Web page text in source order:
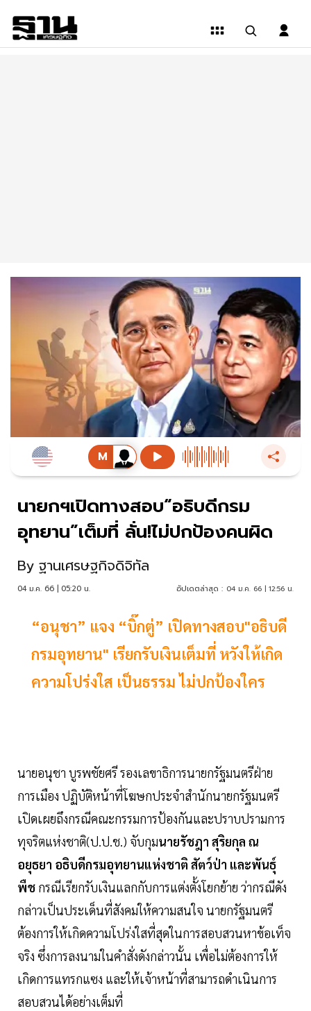
นายกฯเปิดทางสอบ“อธิบดีกรม
อุทยาน”เต็มที่ ลั่น!ไม่ปกป้องคนผิด
By ฐานเศรษฐกิจดิจิทัล
04 ม.ค. 66 | 05:20 น. อัปเดตล่าสุด : 04 ม.ค. 66 | 12:56 น.
“อนุชา” แจง “บิ๊กตู่” เปิดทางสอบ"อธิบดี
กรมอุทยาน" เรียกรับเงินเต็มที่ หวังให้เกิด
ความโปร่งใส เป็นธรรม ไม่ปกป้องใคร
นายอนุชา บูรพชัยศรี รองเลขาธิการนายกรัฐมนตรีฝ่าย
การเมือง ปฏิบัติหน้าที่โฆษกประจำสำนักนายกรัฐมนตรี
เปิดเผยถึงกรณีคณะกรรมการป้องกันและปราบปรามการ
ทุจริตแห่งชาติ(ป.ป.ช.) จับกุมนายรัชฎา สุริยกุล ณ
อยุธยา อธิบดีกรมอุทยานแห่งชาติ สัตว์ป่า และพันธุ์
พืช กรณีเรียกรับเงินแลกกับการแต่งตั้งโยกย้าย ว่ากรณีดัง
กล่าวเป็นประเด็นที่สังคมให้ความสนใจ นายกรัฐมนตรี
ต้องการให้เกิดความโปร่งใสที่สุดในการสอบสวนหาข้อเท็จ
จริง ซึ่งการลงนามในคำสั่งดังกล่าวนั้น เพื่อไม่ต้องการให้
เกิดการแทรกแซง และให้เจ้าหน้าที่สามารถดำเนินการ
สอบสวนได้อย่างเต็มที่